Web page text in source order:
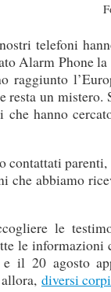
telefoni
Alarm Phone
raggiunto
resta un
hanno
parenti,
che abbiamo
le
le
il 20 agosto
diversi